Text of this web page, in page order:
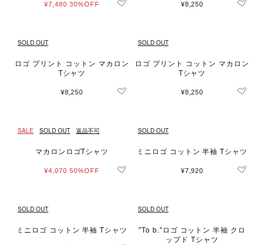
¥7,480 30%OFF ¥8,250
SOLD OUT
ロゴ プリント コットン マカロン
Tシャツ
¥8,250
SOLD OUT
ロゴ プリント コットン マカロン
Tシャツ
¥8,250
SALE SOLD OUT 返品不可
マカロンロゴTシャツ
¥4,070 50%OFF
SOLD OUT
ミニロゴ コットン 半袖 Tシャツ
¥7,920
SOLD OUT
ミニロゴ コットン 半袖 Tシャツ
SOLD OUT
"To b."ロゴ コットン 半袖 クロ
ップド Tシャツ